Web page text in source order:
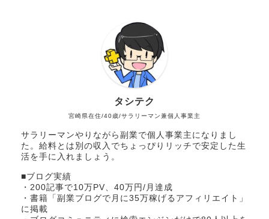
宮崎県在住/40歳/サラリーマン兼個人事業主
タシテク
サラリーマンやりながら副業で個人事業主になりまし
た。給料とは別の収入でちょっぴりリッチで安定した生
活を手に入れましょう。
■ブログ実績
・200記事で10万PV、40万円/月達成
・書籍「副業ブログで月に35万稼げるアフィリエイト」
に掲載